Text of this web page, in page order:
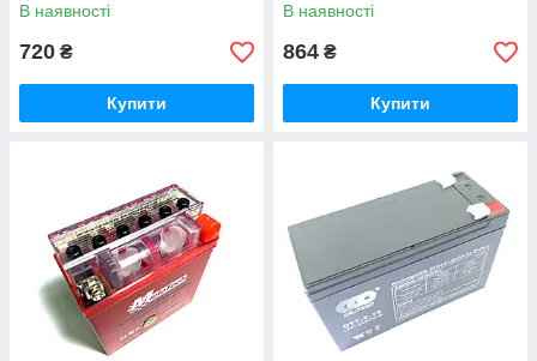
В наявності
720 ₴
Купити
В наявності
864 ₴
Купити